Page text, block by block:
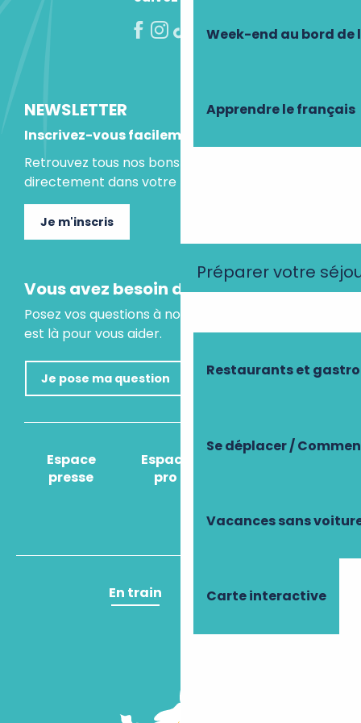
Week-end au bord de
Apprendre le français
Préparer votre
Restaurants et
Se déplacer /
Vacances sans
Carte interactive
NEWSLETTER
Inscrivez-vous facilement
Retrouvez tous nos bons plans et idées séjours
directement dans votre boite mail.
Je m'inscris
Vous avez besoin d'un conseil ?
Posez vos questions à notre assistant virtuel, il
est là pour vous aider.
Je pose ma question
Espace
presse
Espace
pro
Comment venir
En train En avion